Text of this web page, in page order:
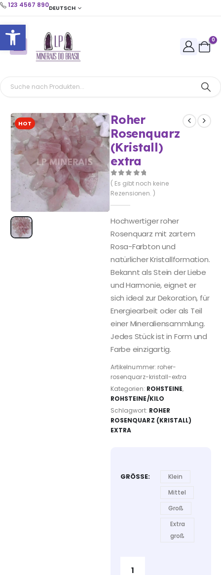
Open toolbar
123 4567 890DEUTSCH
0
HOT
Roher
Rosenquarz
(Kristall)
extra
0out of 5
( Es gibt noch keine
Rezensionen. )
Hochwertiger roher
Rosenquarz mit zartem
Rosa-Farbton und
natürlicher Kristallformation.
Bekannt als Stein der Liebe
und Harmonie, eignet er
sich ideal zur Dekoration, für
Energiearbeit oder als Teil
einer Mineraliensammlung.
Jedes Stück ist in Form und
Farbe einzigartig.
Artikelnummer: roher-
rosenquarz-kristall-extra
Kategorien: ROHSTEINE,
ROHSTEINE/KILO
Schlagwort: ROHER
ROSENQUARZ (KRISTALL)
EXTRA
GRÖSSE
Klein
Mittel
Groß
Extra
groß